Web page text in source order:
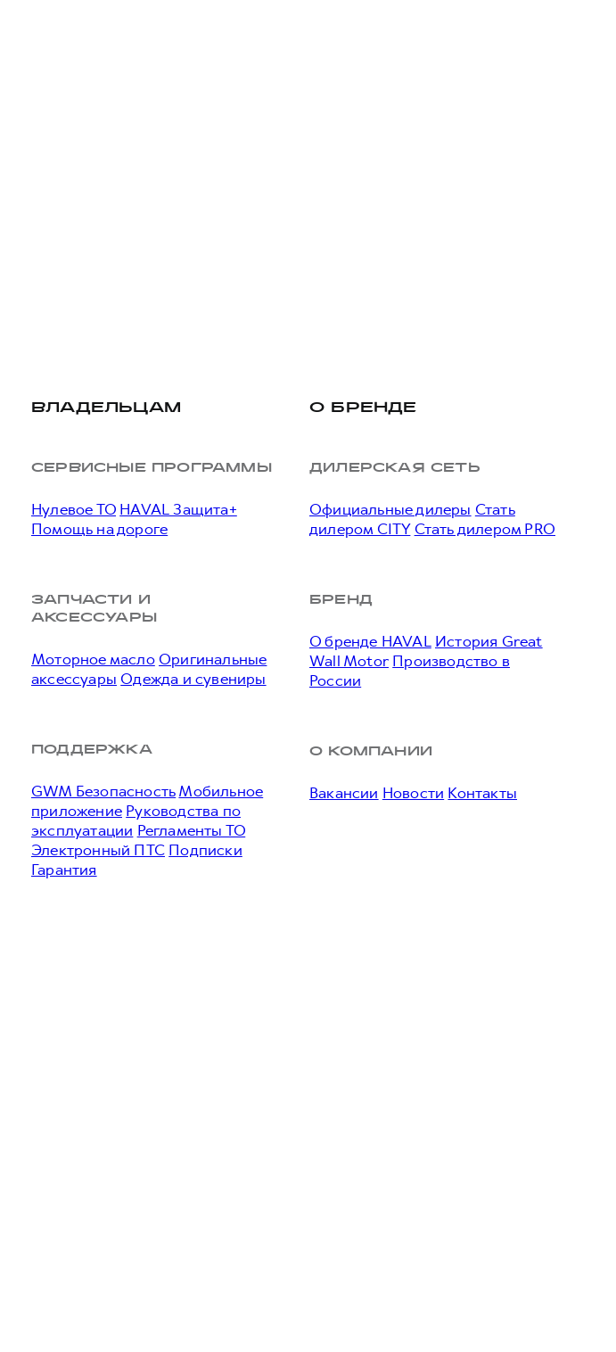
ВЛАДЕЛЬЦАМ
СЕРВИСНЫЕ ПРОГРАММЫ
Нулевое ТО HAVAL Защита+
Помощь на дороге
ЗАПЧАСТИ И
АКСЕССУАРЫ
Моторное масло Оригинальные
аксессуары Одежда и сувениры
ПОДДЕРЖКА
GWM БезопасностьМобильное
приложение Руководства по
эксплуатации Регламенты ТО
Электронный ПТС Подписки
Гарантия
О БРЕНДЕ
ДИЛЕРСКАЯ СЕТЬ
Официальные дилеры Стать
дилером CITY Стать дилером PRO
БРЕНД
О бренде HAVAL История Great
Wall Motor Производство в
России
О КОМПАНИИ
Вакансии Новости Контакты